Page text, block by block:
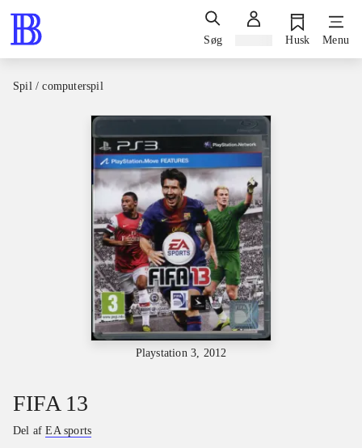
Søg Husk Menu
Spil / computerspil
Playstation 3, 2012
FIFA 13
Del afEA sports